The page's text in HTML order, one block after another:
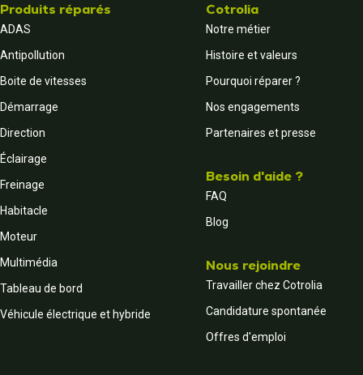
Produits réparés
ADAS
Antipollution
Boite de vitesses
Démarrage
Direction
Éclairage
Freinage
Habitacle
Moteur
Multimédia
Tableau de bord
Véhicule électrique et hybride
Cotrolia
Notre métier
Histoire et valeurs
Pourquoi réparer ?
Nos engagements
Partenaires et presse
Besoin d'aide ?
FAQ
Blog
Nous rejoindre
Travailler chez Cotrolia
Candidature spontanée
Offres d'emploi